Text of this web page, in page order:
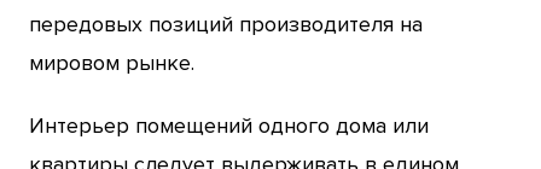
передовых позиций производителя на
мировом рынке.
Интерьер помещений одного дома или